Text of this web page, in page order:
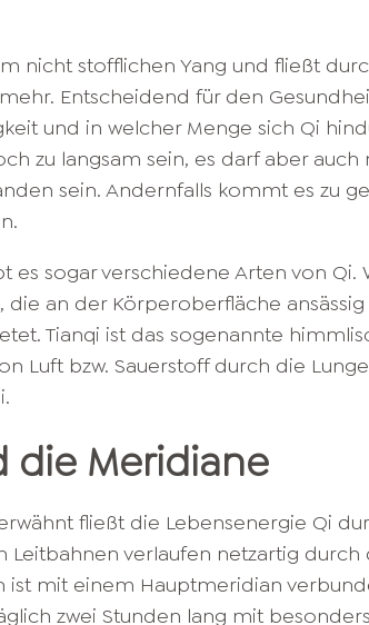
nicht stofflichen Yang und fließt
Entscheidend für den
und in welcher Menge sich Qi
zu langsam sein, es darf aber
sein. Andernfalls kommt es zu
es sogar verschiedene Arten von Qi.
die an der Körperoberfläche
Tianqi ist das sogenannte
Luft bzw. Sauerstoff durch die
die Meridiane
fließt die Lebensenergie Qi
Leitbahnen verlaufen netzartig
ist mit einem Hauptmeridian
zwei Stunden lang mit